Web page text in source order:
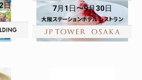
日 7月1日 9月30日
大阪ステーションホテル レストラン